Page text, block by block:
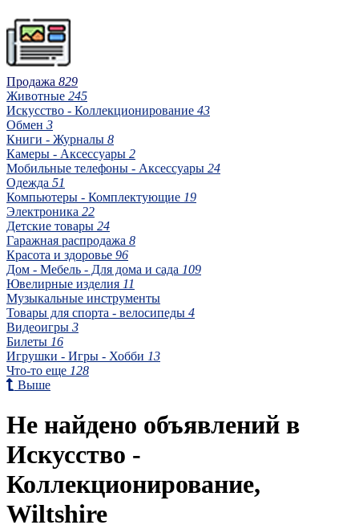
Продажа 829
Животные 245
Искусство - Коллекционирование 43
Обмен 3
Книги - Журналы 8
Камеры - Аксессуары 2
Мобильные телефоны - Аксессуары 24
Одежда 51
Компьютеры - Комплектующие 19
Электроника 22
Детские товары 24
Гаражная распродажа 8
Красота и здоровье 96
Дом - Мебель - Для дома и сада 109
Ювелирные изделия 11
Музыкальные инструменты
Товары для спорта - велосипеды 4
Видеоигры 3
Билеты 16
Игрушки - Игры - Хобби 13
Что-то еще 128
Выше
Не найдено объявлений в
Искусство -
Коллекционирование,
Wiltshire